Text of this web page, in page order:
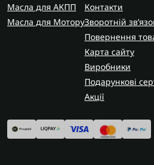
Масла для АКПП
Масла для Мотору
Контакти
Зворотній
Повернення
Карта сайту
Виробники
Подарункові
Акції